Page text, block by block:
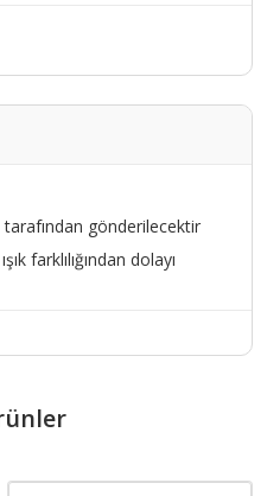
tarafından gönderilecektir
farklılığından dolayı